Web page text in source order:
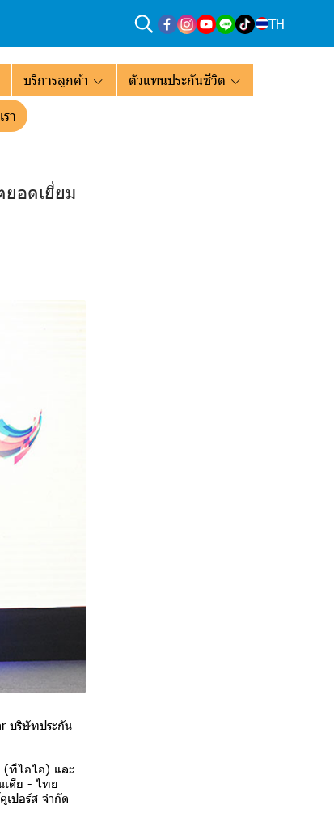
TH
บริการลูกค้า ตัวแทนประกันชีวิต
า
ยอดเยี่ยม
บริษัทประกัน
ทีไอไอ) และ
เดีย - ไทย
เปอร์ส จำกัด